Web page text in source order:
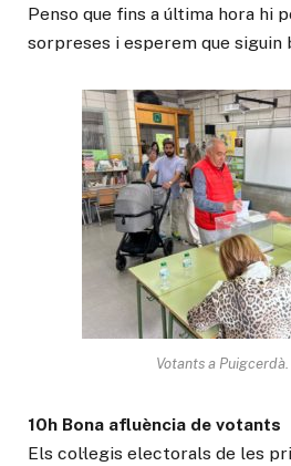
Penso que fins a última hora hi
sorpreses i esperem que siguin
Votants a Puigcerdà.
10h Bona afluència de votants
Els col·legis electorals de les